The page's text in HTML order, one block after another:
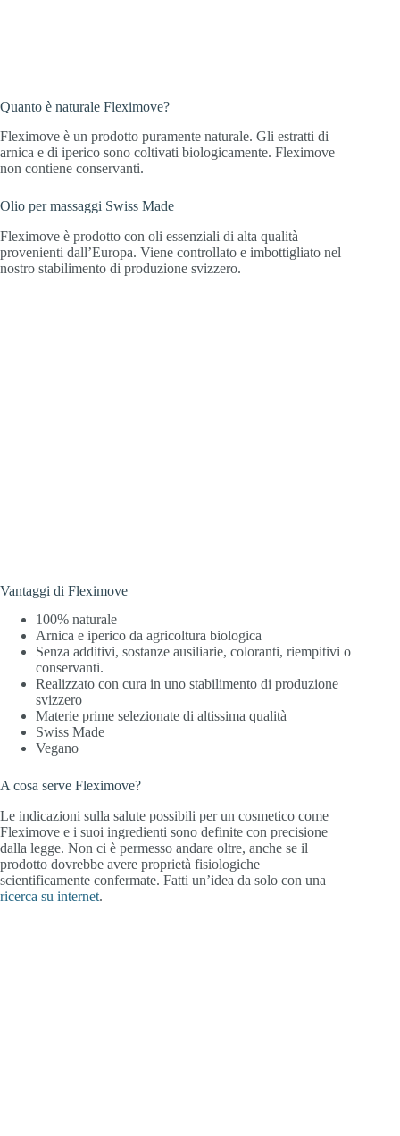
Quanto è naturale Fleximove?
Fleximove è un prodotto puramente naturale. Gli estratti di
arnica e di iperico sono coltivati biologicamente. Fleximove
non contiene conservanti.
Olio per massaggi Swiss Made
Fleximove è prodotto con oli essenziali di alta qualità
provenienti dall’Europa. Viene controllato e imbottigliato nel
nostro stabilimento di produzione svizzero.
Vantaggi di Fleximove
100% naturale
Arnica e iperico da agricoltura biologica
Senza additivi, sostanze ausiliarie, coloranti, riempitivi o
conservanti.
Realizzato con cura in uno stabilimento di produzione
svizzero
Materie prime selezionate di altissima qualità
Swiss Made
Vegano
A cosa serve Fleximove?
Le indicazioni sulla salute possibili per un cosmetico come
Fleximove e i suoi ingredienti sono definite con precisione
dalla legge. Non ci è permesso andare oltre, anche se il
prodotto dovrebbe avere proprietà fisiologiche
scientificamente confermate. Fatti un’idea da solo con una
ricerca su internet.